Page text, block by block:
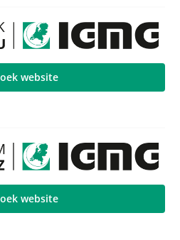
website
website